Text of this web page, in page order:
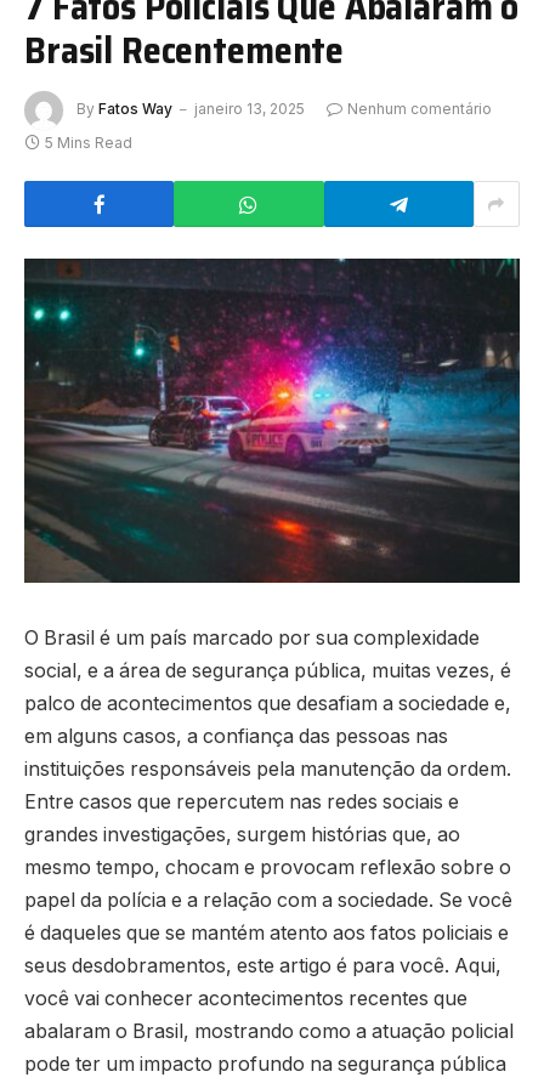
Brasil Recentemente
By Fatos Way janeiro 13, 2025
Nenhum comentário
5 Mins Read
O Brasil é um país marcado por sua complexidade
social, e a área de segurança pública, muitas vezes, é
palco de acontecimentos que desafiam a sociedade e,
em alguns casos, a confiança das pessoas nas
instituições responsáveis pela manutenção da ordem.
Entre casos que repercutem nas redes sociais e
grandes investigações, surgem histórias que, ao
mesmo tempo, chocam e provocam reflexão sobre o
papel da polícia e a relação com a sociedade. Se você
é daqueles que se mantém atento aos fatos policiais e
seus desdobramentos, este artigo é para você. Aqui,
você vai conhecer acontecimentos recentes que
abalaram o Brasil, mostrando como a atuação policial
pode ter um impacto profundo na segurança pública